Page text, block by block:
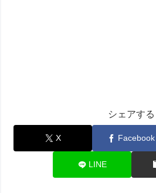
シェアする
X Facebook
LINE